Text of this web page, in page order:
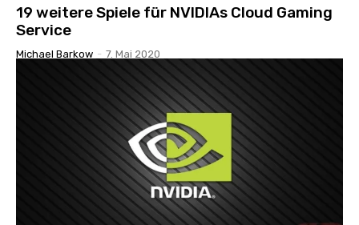
19 weitere Spiele für NVIDIAs Cloud Gaming
Service
Michael Barkow - 7. Mai 2020